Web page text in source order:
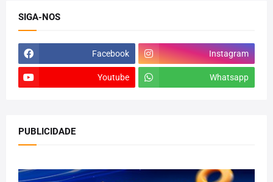
SIGA-NOS
Facebook Instagram
Youtube Whatsapp
PUBLICIDADE